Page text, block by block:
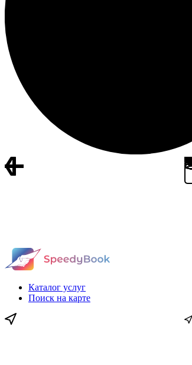
Каталог услуг
Поиск на карте